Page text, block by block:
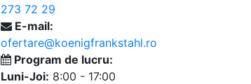
273 72 29
E-mail:
ofertare@koenigfrankstahl.ro
Program de lucru:
Luni-Joi: 8:00 - 17:00